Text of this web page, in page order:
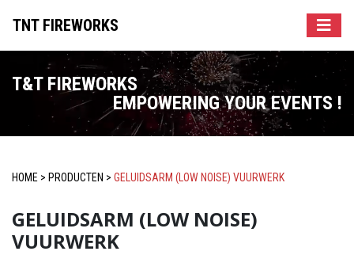
TNT FIREWORKS
T&T FIREWORKS
EMPOWERING YOUR EVENTS !
HOME > PRODUCTEN > GELUIDSARM (LOW NOISE) VUURWERK
GELUIDSARM (LOW NOISE)
VUURWERK